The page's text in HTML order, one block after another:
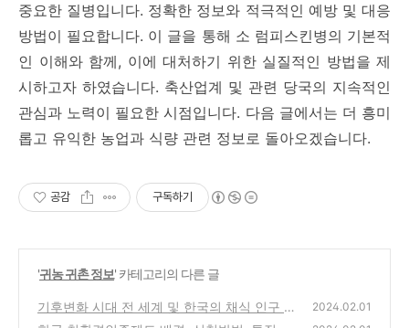
중요한 질병입니다. 정확한 정보와 적극적인 예방 및 대응
방법이 필요합니다. 이 글을 통해 소 럼피스킨병의 기본적
인 이해와 함께, 이에 대처하기 위한 실질적인 방법을 제
시하고자 하였습니다. 축산업계 및 관련 당국의 지속적인
관심과 노력이 필요한 시점입니다.​ 다음 글에서는 더 흥미
롭고 유익한 농업과 식량 관련 정보로 돌아오겠습니다.
공감 구독하기
'귀농 귀촌 정보' 카테고리의 다른 글
기후변화 시대 전 세계 및 한국의 채식 인구 현
2024.02.01